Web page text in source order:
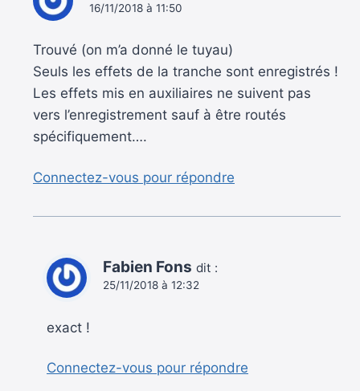
16/11/2018 à 11:50
Trouvé (on m’a donné le tuyau)
Seuls les effets de la tranche sont enregistrés !
Les effets mis en auxiliaires ne suivent pas
vers l’enregistrement sauf à être routés
spécifiquement….
Connectez-vous pour répondre
Fabien Fons dit :
25/11/2018 à 12:32
exact !
Connectez-vous pour répondre